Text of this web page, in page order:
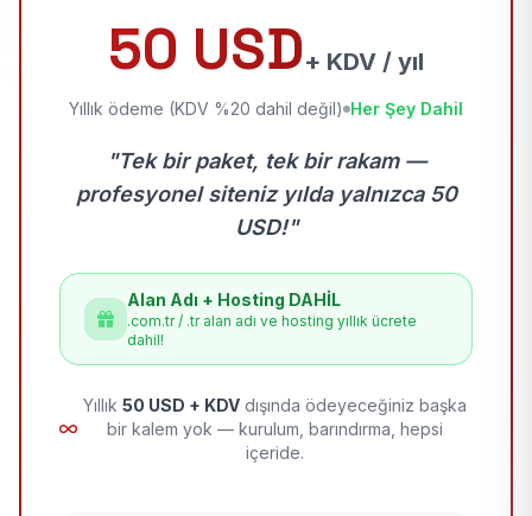
50 USD+ KDV / yıl
Yıllık ödeme (KDV %20 dahil değil) Her Şey Dahil
"Tek bir paket, tek bir rakam —
profesyonel siteniz yılda yalnızca 50
USD!"
Alan Adı + Hosting DAHİL
.com.tr / .tr alan adı ve hosting yıllık ücrete
dahil!
Yıllık 50 USD + KDV dışında ödeyeceğiniz başka
bir kalem yok — kurulum, barındırma, hepsi
içeride.